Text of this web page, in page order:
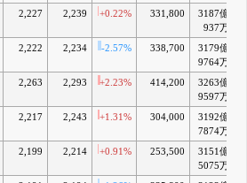
2,227 2,239 +0.22% 331,800
3187億
937万
2,222 2,234 -2.57% 338,700
3179億
9764万
2,263 2,293 +2.23% 414,200
3263億
9597万
2,217 2,243 +1.31% 304,000
3192億
7874万
2,199 2,214 +0.91% 253,500
3151億
5075万